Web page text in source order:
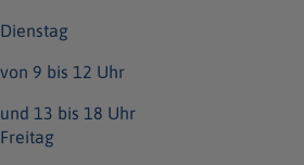
Dienstag
von 9 bis 12 Uhr
und 13 bis 18 Uhr
Freitag